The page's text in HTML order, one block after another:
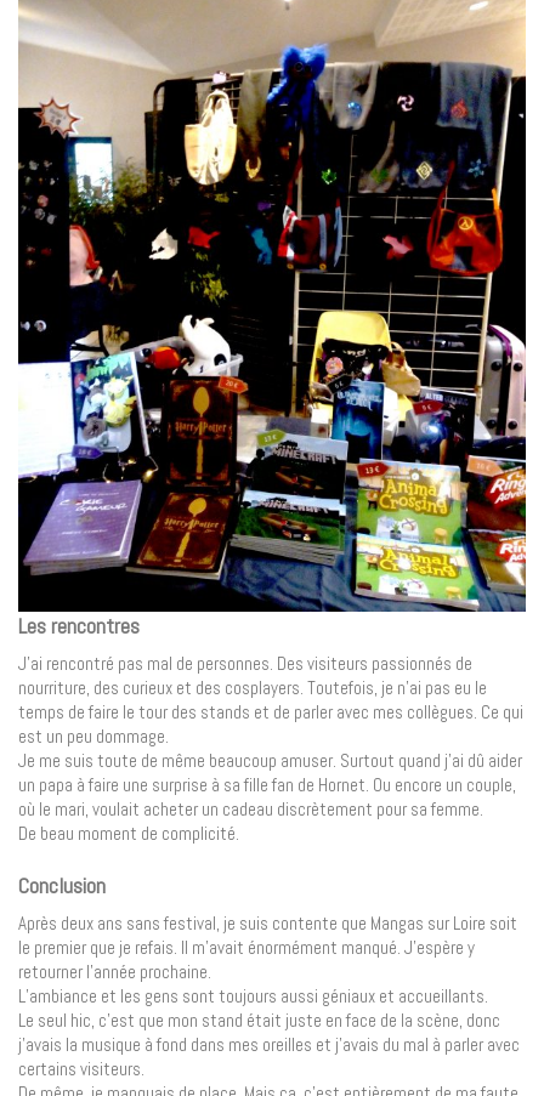
Les rencontres
J’ai rencontré pas mal de personnes. Des visiteurs passionnés de
nourriture, des curieux et des cosplayers. Toutefois, je n’ai pas eu le
temps de faire le tour des stands et de parler avec mes collègues. Ce qui
est un peu dommage.
Je me suis toute de même beaucoup amuser. Surtout quand j’ai dû aider
un papa à faire une surprise à sa fille fan de Hornet. Ou encore un couple,
où le mari, voulait acheter un cadeau discrètement pour sa femme.
De beau moment de complicité.
Conclusion
Après deux ans sans festival, je suis contente que Mangas sur Loire soit
le premier que je refais. Il m’avait énormément manqué. J’espère y
retourner l’année prochaine.
L’ambiance et les gens sont toujours aussi géniaux et accueillants.
Le seul hic, c’est que mon stand était juste en face de la scène, donc
j’avais la musique à fond dans mes oreilles et j’avais du mal à parler avec
certains visiteurs.